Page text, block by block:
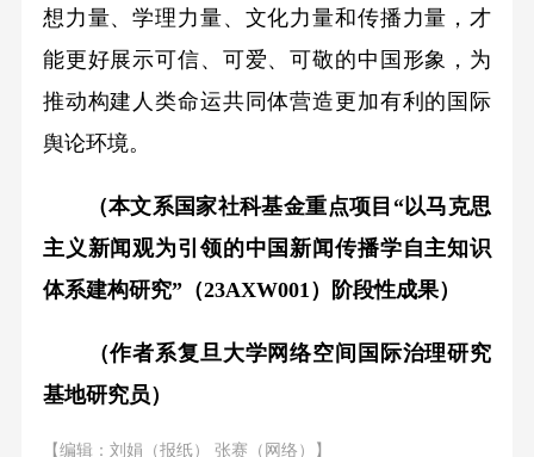
想力量、学理力量、文化力量和传播力量，才
能更好展示可信、可爱、可敬的中国形象，为
推动构建人类命运共同体营造更加有利的国际
舆论环境。
（本文系国家社科基金重点项目“以马克思
主义新闻观为引领的中国新闻传播学自主知识
体系建构研究”（23AXW001）阶段性成果）
（作者系复旦大学网络空间国际治理研究
基地研究员）
【编辑：刘娟（报纸） 张赛（网络）】